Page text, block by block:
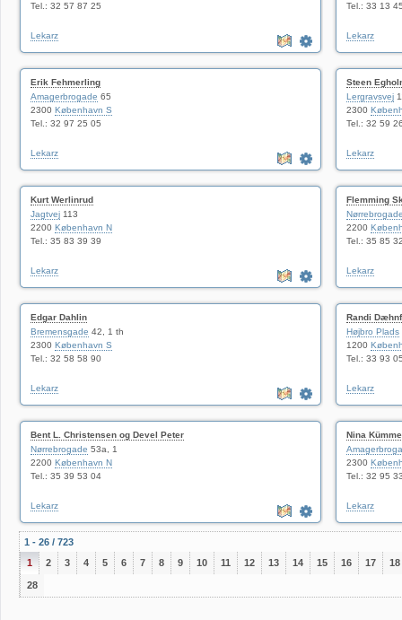
Tel.: 32 57 87 25
Lekarz
Tel.: 33 13
Lekarz
Erik Fehmerling
Amagerbrogade 65
2300 København S
Tel.: 32 97 25 05
Lekarz
Steen
Lergravsvej
2300
Tel.: 32 59
Lekarz
Kurt Werlinrud
Jagtvej 113
2200 København N
Tel.: 35 83 39 39
Lekarz
Flemming
2200
Tel.: 35 85
Lekarz
Edgar Dahlin
Bremensgade 42, 1 th
2300 København S
Tel.: 32 58 58 90
Lekarz
Randi
Højbro Plads
1200
Tel.: 33 93
Lekarz
Bent L. Christensen og Devel Peter
Nørrebrogade 53a, 1
2200 København N
Tel.: 35 39 53 04
Lekarz
Nina
2300
Tel.: 32 95
Lekarz
1 - 26 / 723
1
2 3 4 5 6 7 8 9 10 11 12 13 14 15 16 17 18
28